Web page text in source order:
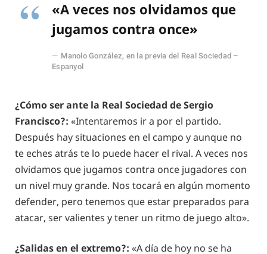
«A veces nos olvidamos que
jugamos contra once»
Manolo González, en la previa del Real Sociedad –
Espanyol
¿Cómo ser ante la Real Sociedad de Sergio
Francisco?: «Intentaremos ir a por el partido.
Después hay situaciones en el campo y aunque no
te eches atrás te lo puede hacer el rival. A veces nos
olvidamos que jugamos contra once jugadores con
un nivel muy grande. Nos tocará en algún momento
defender, pero tenemos que estar preparados para
atacar, ser valientes y tener un ritmo de juego alto».
¿Salidas en el extremo?: «A día de hoy no se ha